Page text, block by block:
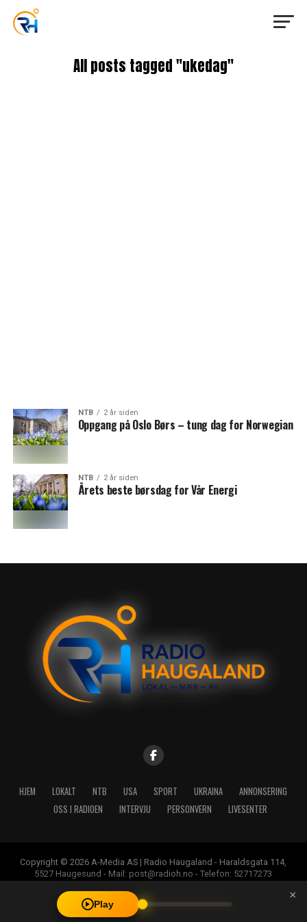
All posts tagged "ukedag"
NTB 2 år siden
Oppgang på Oslo Børs – tung dag for Norwegian
NTB 2 år siden
Årets beste børsdag for Vår Energi
HJEM LOKALT NTB USA SPORT UKRAINA
ANNONSERING
OSS I RADIOEN
INTERVJU PERSONVERN LIVESENTER
Copyright © 2026 A-Media AS | Radio Haugaland - Haraldsgata 114,
5527 Haugesund - Mail: post@radioh.no - Telefon: 52717273
Play
×